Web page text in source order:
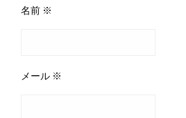
名前 ※
メール ※